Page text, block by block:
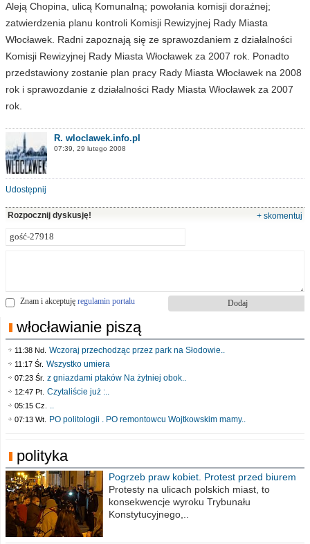
Aleją Chopina, ulicą Komunalną; powołania komisji doraźnej;
zatwierdzenia planu kontroli Komisji Rewizyjnej Rady Miasta
Włocławek. Radni zapoznają się ze sprawozdaniem z działalności
Komisji Rewizyjnej Rady Miasta Włocławek za 2007 rok. Ponadto
przedstawiony zostanie plan pracy Rady Miasta Włocławek na 2008
rok i sprawozdanie z działalności Rady Miasta Włocławek za 2007
rok.
R. wloclawek.info.pl
07:39, 29 lutego 2008
Udostępnij
Rozpocznij dyskusję! + skomentuj
Znam i akceptuję regulamin portalu
włocławianie piszą
11:38 Nd. Wczoraj przechodząc przez park na Słodowie..
11:17 Śr. Wszystko umiera
07:23 Śr. z gniazdami ptaków Na żytniej obok..
12:47 Pt. Czytaliście już :..
05:15 Cz. ..
07:13 Wt. PO politologii . PO remontowcu Wojtkowskim mamy..
polityka
Pogrzeb praw kobiet. Protest przed biurem
poselskim PiS
Protesty na ulicach polskich miast, to
konsekwencje wyroku Trybunału
Konstytucyjnego,..